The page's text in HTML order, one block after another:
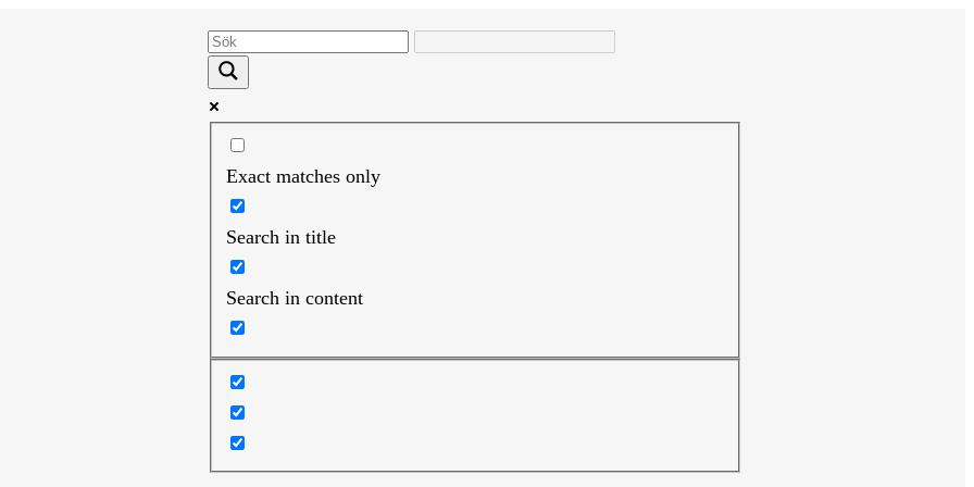
Exact matches only
Search in title
Search in content